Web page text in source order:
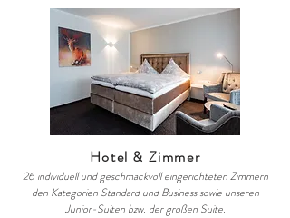
Hotel & Zimmer
26 individuell und geschmackvoll eingerichteten Zimmern
den Kategorien Standard und Business sowie unseren
Junior-Suiten bzw. der großen Suite.